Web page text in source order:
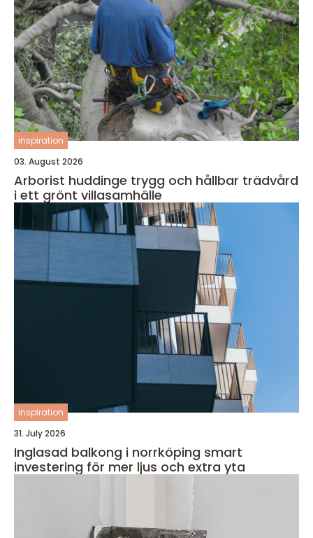
inspiration
03. August 2026
Arborist huddinge trygg och hållbar trädvård
i ett grönt villasamhälle
inspiration
31. July 2026
Inglasad balkong i norrköping smart
investering för mer ljus och extra yta